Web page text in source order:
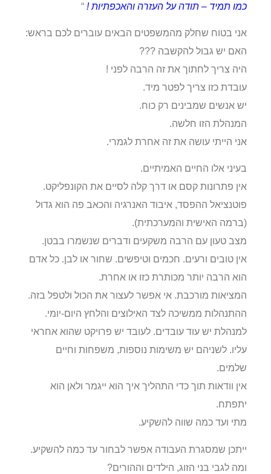
כמו תמיד – תודה על העזרה והאכפתיות ! “
אני בטוח שחלק מהמשפטים הבאים עוברים לכם בראש:
האם יש גבול להקשבה ???
היה צריך לחתוך את זה הרבה לפני !
עובדת כזו צריך לפטר מיד.
יש אנשים שמבינים רק כוח.
המנהלת הזו חלשה.
אני הייתי עושה את זה אחרת לגמרי.
בעיני אלו החיים האמיתיים.
אין פתרונות קסם או דרך קלה לסיים את הקונפליקט.
פוטנציאל ההפסד, איבוד האנרגיה והכאב פה הוא גדול
(ברמה האישית והמערכתית).
מצב טעון עם הרבה משקעים ודברים שנשמרו בבטן.
אין טובים ורעים. חכמים וטיפשים. שחור או לבן. כל אדם
הוא הרבה יותר מכותרת כזו או אחרת.
המציאות מורכבת. אי אפשר לעצור את הכול ולטפל בזה.
ההתנהלות ממשיכה לצד האילוצים והלחץ היום-יומי.
למנהלת יש עוד עובדים. לעובד יש פרויקט שהוא אחראי
עליו. לשניהם יש משימות נוספות, משפחות וחיים
שלמים.
אין וודאות תוך כדי התהליך איך הוא ייגמר ולאן הוא
יתפתח.
מתי ועד כמה שווה להשקיע.
ייתכן שמסגרת העבודה אפשר לבחור עד כמה להשקיע.
ומה לגבי בני הזוג, הילדים וההורים?